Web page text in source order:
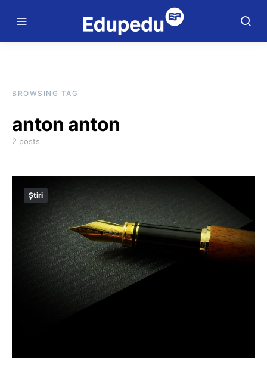
BROWSING TAG
anton anton
2 posts
Știri